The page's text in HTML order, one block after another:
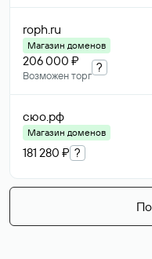
roph.ru
Магазин доменов
206 000 ₽
Возможен торг
?
сюо.рф
Магазин доменов
181 280 ₽ ?